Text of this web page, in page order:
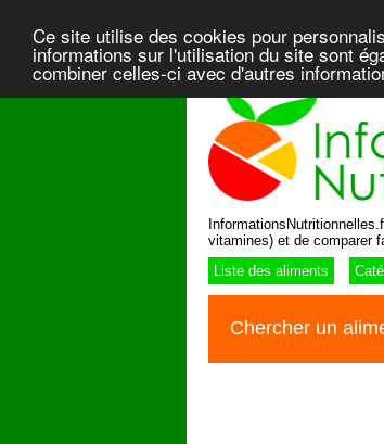
Ce site utilise des cookies pour
informations sur l'utilisation du site sont
combiner celles-ci avec d'autres
vitamines) et de comparer
Liste des aliments
Chercher un